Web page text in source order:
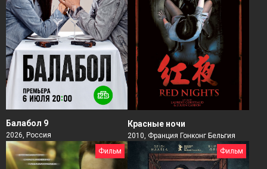
Балабол 9
2026, Россия
Красные ночи
2010, Франция Гонконг Бельгия
Фильм
Фильм